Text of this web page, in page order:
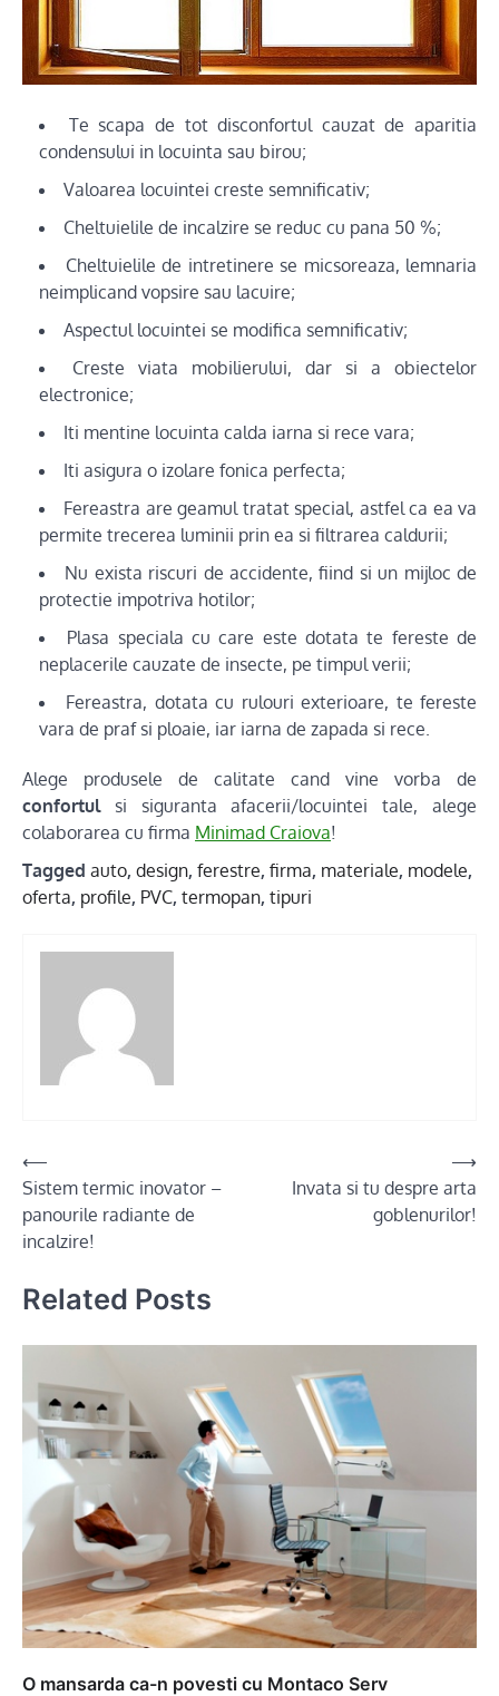
Te scapa de tot disconfortul cauzat de aparitia
condensului in locuinta sau birou;
Valoarea locuintei creste semnificativ;
Cheltuielile de incalzire se reduc cu pana 50 %;
Cheltuielile de intretinere se micsoreaza, lemnaria
neimplicand vopsire sau lacuire;
Aspectul locuintei se modifica semnificativ;
Creste viata mobilierului, dar si a obiectelor
electronice;
Iti mentine locuinta calda iarna si rece vara;
Iti asigura o izolare fonica perfecta;
Fereastra are geamul tratat special, astfel ca ea va
permite trecerea luminii prin ea si filtrarea caldurii;
Nu exista riscuri de accidente, fiind si un mijloc de
protectie impotriva hotilor;
Plasa speciala cu care este dotata te fereste de
neplacerile cauzate de insecte, pe timpul verii;
Fereastra, dotata cu rulouri exterioare, te fereste
vara de praf si ploaie, iar iarna de zapada si rece.
Alege produsele de calitate cand vine vorba de
confortulsi siguranta afacerii/locuintei tale, alege
colaborarea cu firma Minimad Craiova!
Tagged auto, design, ferestre, firma, materiale, modele,
oferta, profile, PVC, termopan, tipuri
Post
navigation
⟵
Sistem termic inovator –
panourile radiante de
incalzire!
Invata si tu despre arta
goblenurilor!
⟶
Related Posts
O mansarda ca-n povesti cu Montaco Serv